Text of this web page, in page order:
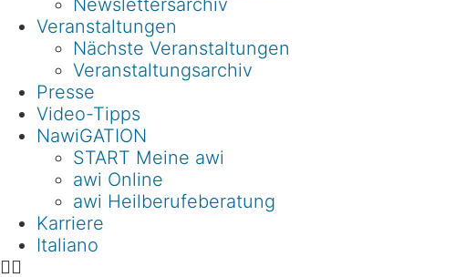
Newslettersarchiv
Veranstaltungen
Nächste Veranstaltungen
Veranstaltungsarchiv
Presse
Video-Tipps
NawiGATION
START Meine awi
awi Online
awi Heilberufeberatung
Karriere
Italiano